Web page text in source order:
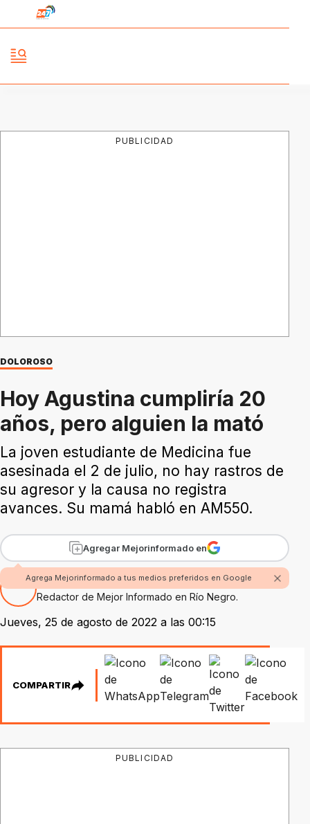
PUBLICIDAD
DOLOROSO
Hoy Agustina cumpliría 20
años, pero alguien la mató
La joven estudiante de Medicina fue
asesinada el 2 de julio, no hay rastros de
su agresor y la causa no registra
avances. Su mamá habló en AM550.
Agregar Mejorinformado en
Agrega Mejorinformado a tus medios preferidos en Google
Por Fabian Rossi
Redactor de Mejor Informado en Río Negro.
Jueves, 25 de agosto de 2022 a las 00:15
COMPARTIR
PUBLICIDAD